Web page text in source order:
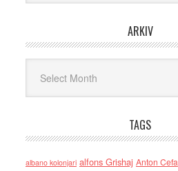
ARKIV
TAGS
albano kolonjari alfons Grishaj Anton Cefa